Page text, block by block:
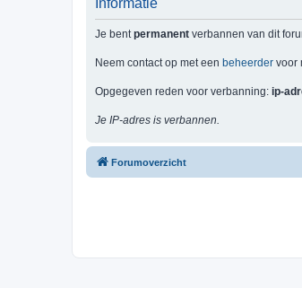
Informatie
Je bentpermanent verbannen van dit
Neem contact op met een beheerder voor
Opgegeven reden voor verbanning: ip-
Je IP-adres is verbannen.
Forumoverzicht